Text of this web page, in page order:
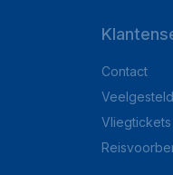
Contact
Vliegtickets